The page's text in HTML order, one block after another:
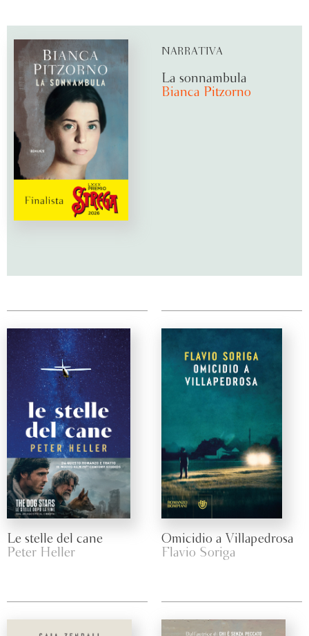
NARRATIVA
La sonnambula
Bianca Pitzorno
Le stelle del cane
Peter Heller
Omicidio a Villapedrosa
Flavio Soriga